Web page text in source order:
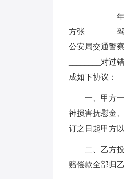
________年
方张________
公安局交通警
________对
成如下协议：
一、甲方一
神损害抚慰金
订之日起甲方
二、乙方投
赔偿款全部归